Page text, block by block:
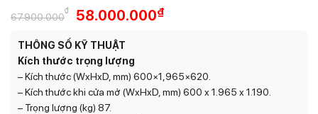
67.900.000
₫
Giá
là:
67.900.000₫.
58.000.000₫
58.000.000₫.
THÔNG SỐ KỸ THUẬT
Kích thước trọng lượng
– Kích thước (WxHxD, mm) 600×1,965×620.
– Kích thước khi cửa mở (WxHxD, mm) 600 x 1.965 x 1.190.
– Trọng lượng (kg) 87.